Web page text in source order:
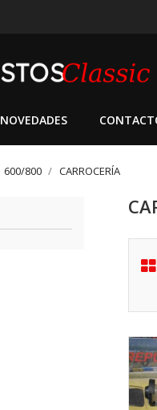
NOVEDADES
600/800 CARROCERÍA